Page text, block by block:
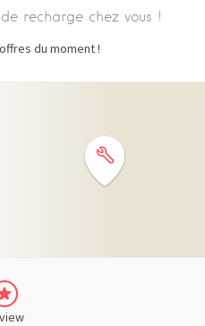
recharge chez vous !
du moment !